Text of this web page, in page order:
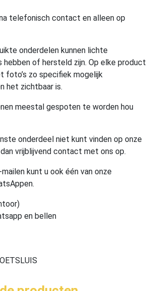
telefonisch contact en alleen op
onderdelen kunnen lichte
hebben of hersteld zijn. Op elke product
foto’s zo specifiek mogelijk
het zichtbaar is.
meestal gespoten te worden hou
onderdeel niet kunt vinden op onze
vrijblijvend contact met ons op.
kunt u ook één van onze
en bellen